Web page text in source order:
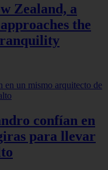
Zealand, a
the
confían en
para llevar